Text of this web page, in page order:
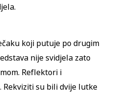
koji putuje po drugim
nije svidjela zato
Reflektori i
Rekviziti su bili dvije lutke